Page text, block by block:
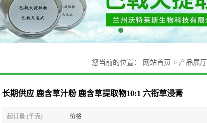
您当前的位置： 网站首页 > 产品展厅
长期供应 鹿含草汁粉 鹿含草提取物10:1 六衔草浸膏
起订量 (千克) 价格